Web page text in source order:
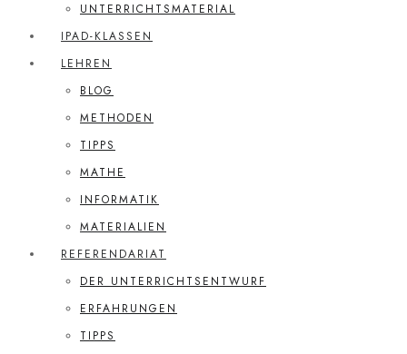
UNTERRICHTSMATERIAL
IPAD-KLASSEN
LEHREN
BLOG
METHODEN
TIPPS
MATHE
INFORMATIK
MATERIALIEN
REFERENDARIAT
DER UNTERRICHTSENTWURF
ERFAHRUNGEN
TIPPS